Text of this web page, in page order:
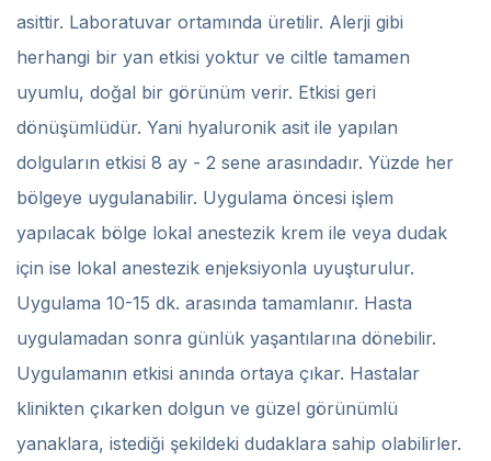
asittir. Laboratuvar ortamında üretilir. Alerji gibi
herhangi bir yan etkisi yoktur ve ciltle tamamen
uyumlu, doğal bir görünüm verir. Etkisi geri
dönüşümlüdür. Yani hyaluronik asit ile yapılan
dolguların etkisi 8 ay - 2 sene arasındadır. Yüzde her
bölgeye uygulanabilir. Uygulama öncesi işlem
yapılacak bölge lokal anestezik krem ile veya dudak
için ise lokal anestezik enjeksiyonla uyuşturulur.
Uygulama 10-15 dk. arasında tamamlanır. Hasta
uygulamadan sonra günlük yaşantılarına dönebilir.
Uygulamanın etkisi anında ortaya çıkar. Hastalar
klinikten çıkarken dolgun ve güzel görünümlü
yanaklara, istediği şekildeki dudaklara sahip olabilirler.